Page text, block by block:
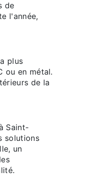
de
l'année,
plus
ou en métal.
de la
Saint-
solutions
un